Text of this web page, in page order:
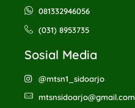
081332946056
(031) 8953735
Sosial Media
@mtsn1_sidoarjo
mtsnsidoarjo@gmail.com